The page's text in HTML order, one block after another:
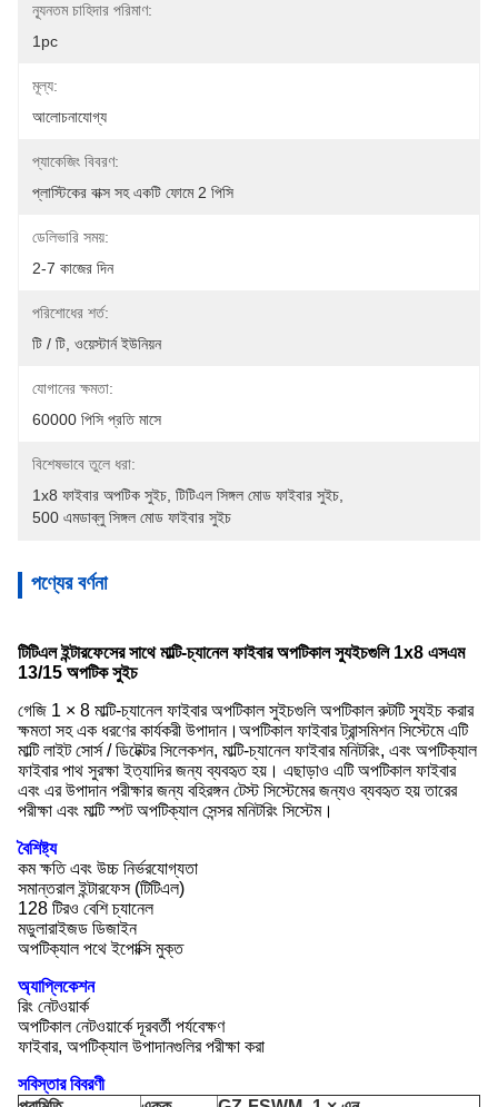
ন্যূনতম চাহিদার পরিমাণ:
1pc
মূল্য:
আলোচনাযোগ্য
প্যাকেজিং বিবরণ:
প্লাস্টিকের বাক্স সহ একটি ফোমে 2 পিসি
ডেলিভারি সময়:
2-7 কাজের দিন
পরিশোধের শর্ত:
টি / টি, ওয়েস্টার্ন ইউনিয়ন
যোগানের ক্ষমতা:
60000 পিসি প্রতি মাসে
বিশেষভাবে তুলে ধরা:
1x8 ফাইবার অপটিক সুইচ টিটিএল সিঙ্গল মোড ফাইবার সুইচ
500 এমডাব্লু সিঙ্গল মোড ফাইবার সুইচ
পণ্যের বর্ণনা
টিটিএল ইন্টারফেসের সাথে মাল্টি-চ্যানেল ফাইবার অপটিকাল স্যুইচগুলি 1x8 এসএম
13/15 অপটিক সুইচ
গেজি 1 × 8 মাল্টি-চ্যানেল ফাইবার অপটিকাল সুইচগুলি অপটিকাল রুটটি স্যুইচ করার
ক্ষমতা সহ এক ধরণের কার্যকরী উপাদান।অপটিকাল ফাইবার ট্রান্সমিশন সিস্টেমে এটি
মাল্টি লাইট সোর্স / ডিটেক্টর সিলেকশন, মাল্টি-চ্যানেল ফাইবার মনিটরিং, এবং অপটিক্যাল
ফাইবার পাথ সুরক্ষা ইত্যাদির জন্য ব্যবহৃত হয়। এছাড়াও এটি অপটিকাল ফাইবার
এবং এর উপাদান পরীক্ষার জন্য বহিরঙ্গন টেস্ট সিস্টেমের জন্যও ব্যবহৃত হয় তারের
পরীক্ষা এবং মাল্টি স্পট অপটিক্যাল সেন্সর মনিটরিং সিস্টেম।
বৈশিষ্ট্য
কম ক্ষতি এবং উচ্চ নির্ভরযোগ্যতা
সমান্তরাল ইন্টারফেস (টিটিএল)
128 টিরও বেশি চ্যানেল
মডুলারাইজড ডিজাইন
অপটিক্যাল পথে ইপোক্সি মুক্ত
অ্যাপ্লিকেশন
রিং নেটওয়ার্ক
অপটিকাল নেটওয়ার্কে দূরবর্তী পর্যবেক্ষণ
ফাইবার, অপটিক্যাল উপাদানগুলির পরীক্ষা করা
সবিস্তার বিবরণী